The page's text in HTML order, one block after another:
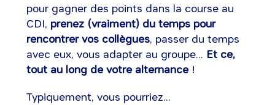
pour gagner des points dans la course au
CDI, prenez (vraiment) du temps pour
rencontrer vos collègues, passer du temps
avec eux, vous adapter au groupe... Et ce,
tout au long de votre alternance!
Typiquement, vous pourriez...